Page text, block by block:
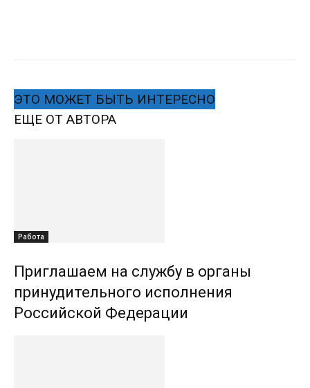
ЭТО МОЖЕТ БЫТЬ ИНТЕРЕСНО
ЕЩЕ ОТ АВТОРА
Работа
Приглашаем на службу в органы
принудительного исполнения
Российской Федерации